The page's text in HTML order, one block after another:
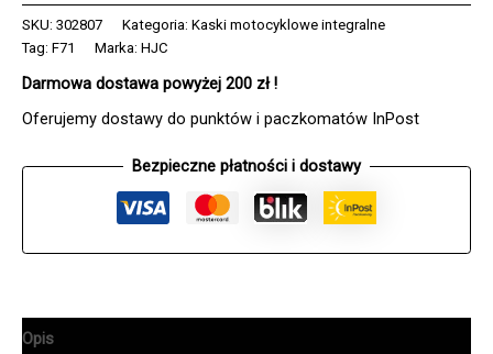
SKU: 302807 Kategoria: Kaski motocyklowe integralne
Tag: F71 Marka: HJC
Darmowa dostawa powyżej 200 zł !
Oferujemy dostawy do punktów i paczkomatów InPost
Bezpieczne płatności i dostawy
Opis